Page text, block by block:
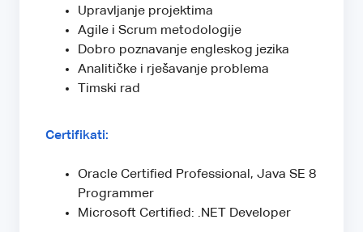
Upravljanje projektima
Agile i Scrum metodologije
Dobro poznavanje engleskog jezika
Analitičke i rješavanje problema
Timski rad
Certifikati:
Oracle Certified Professional, Java SE 8
Programmer
Microsoft Certified: .NET Developer